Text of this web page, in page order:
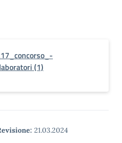
(1)
21.03.2024